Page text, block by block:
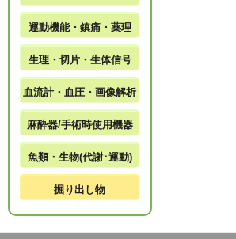
運動機能・鎮痛・薬理
生理・切片・生体信号
血流計・血圧・画像解析
麻酔器/手術時使用機器
魚類・生物(代謝･運動)
掘り出し物